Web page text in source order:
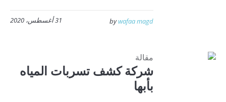
31 أغسطس، 2020 bywafaa magd
مقالة
شركة كشف تسربات المياه
بأبها